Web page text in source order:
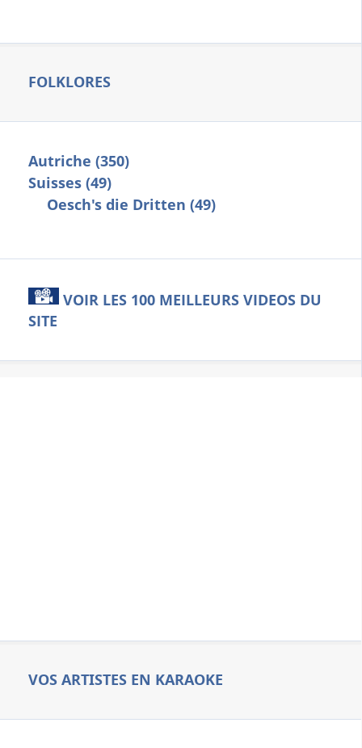
FOLKLORES
Autriche (350)
Suisses (49)
Oesch's die Dritten (49)
VOIR LES 100 MEILLEURS VIDEOS DU
SITE
VOS ARTISTES EN KARAOKE